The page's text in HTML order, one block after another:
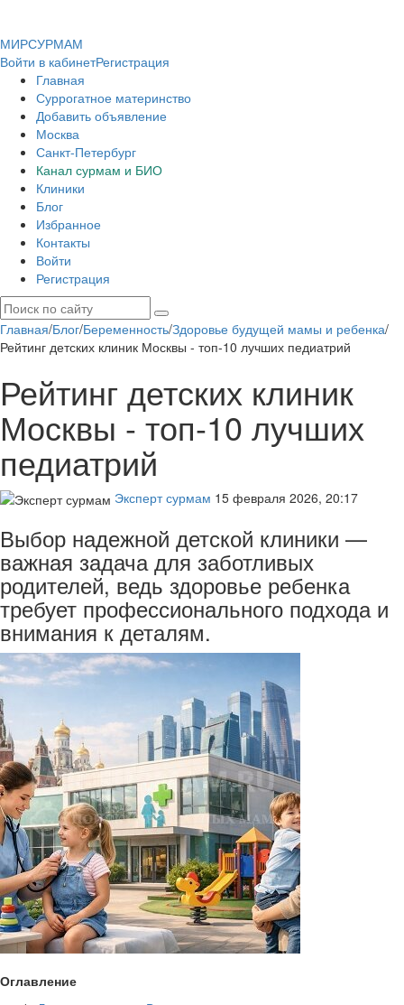
МИРСУРМАМ
Войти в кабинетРегистрация
Главная
Суррогатное материнство
Добавить объявление
Москва
Санкт-Петербург
Канал сурмам и БИО
Клиники
Блог
Избранное
Контакты
Войти
Регистрация
Главная/Блог/Беременность/Здоровье будущей мамы и ребенка/
Рейтинг детских клиник Москвы - топ-10 лучших педиатрий
Рейтинг детских клиник
Москвы - топ-10 лучших
педиатрий
Эксперт сурмам 15 февраля 2026, 20:17
Выбор надежной детской клиники —
важная задача для заботливых
родителей, ведь здоровье ребенка
требует профессионального подхода и
внимания к деталям.
Оглавление